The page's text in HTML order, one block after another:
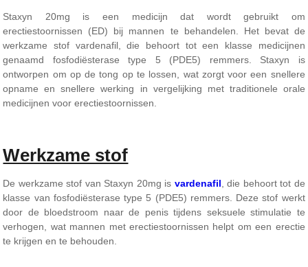
Staxyn 20mg is een medicijn dat wordt gebruikt om
erectiestoornissen (ED) bij mannen te behandelen. Het bevat de
werkzame stof vardenafil, die behoort tot een klasse medicijnen
genaamd fosfodiësterase type 5 (PDE5) remmers. Staxyn is
ontworpen om op de tong op te lossen, wat zorgt voor een snellere
opname en snellere werking in vergelijking met traditionele orale
medicijnen voor erectiestoornissen.
Werkzame stof
De werkzame stof van Staxyn 20mg is vardenafil, die behoort tot de
klasse van fosfodiësterase type 5 (PDE5) remmers. Deze stof werkt
door de bloedstroom naar de penis tijdens seksuele stimulatie te
verhogen, wat mannen met erectiestoornissen helpt om een erectie
te krijgen en te behouden.